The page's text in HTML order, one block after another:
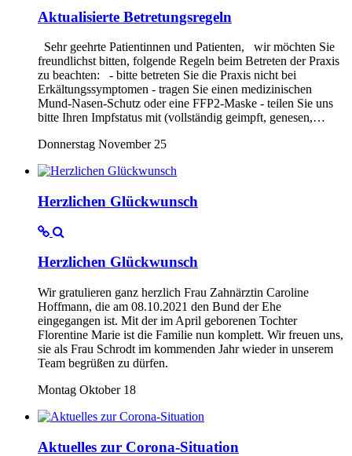
Aktualisierte Betretungsregeln
Sehr geehrte Patientinnen und Patienten, wir möchten Sie
freundlichst bitten, folgende Regeln beim Betreten der Praxis
zu beachten: - bitte betreten Sie die Praxis nicht bei
Erkältungssymptomen - tragen Sie einen medizinischen
Mund-Nasen-Schutz oder eine FFP2-Maske - teilen Sie uns
bitte Ihren Impfstatus mit (vollständig geimpft, genesen,…
Donnerstag November 25
Herzlichen Glückwunsch
Herzlichen Glückwunsch
Wir gratulieren ganz herzlich Frau Zahnärztin Caroline
Hoffmann, die am 08.10.2021 den Bund der Ehe
eingegangen ist. Mit der im April geborenen Tochter
Florentine Marie ist die Familie nun komplett. Wir freuen uns,
sie als Frau Schrodt im kommenden Jahr wieder in unserem
Team begrüßen zu dürfen.
Montag Oktober 18
Aktuelles zur Corona-Situation